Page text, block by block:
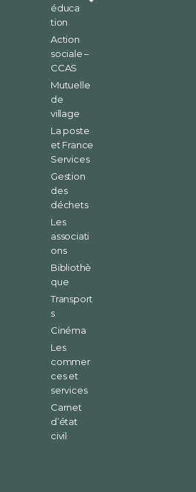
éduca
tion
Action
sociale –
CCAS
Mutuelle
de
village
La poste
et France
Services
Gestion
des
déchets
Les
associati
ons
Bibliothè
que
Transport
s
Cinéma
Les
commer
ces et
services
Carnet
d’état
civil